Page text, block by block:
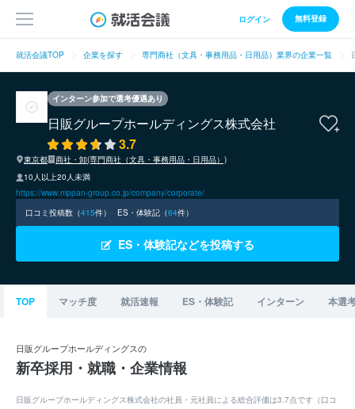
ログイン 無料登録
就活会議TOP 企業を探す 専門商社（文具・事務用品・日用品）業界の企業一覧
インターン参加で選考優遇あり
日販グループホールディングス株式会社
3.7
東京都
商社・卸(専門商社（文具・事務用品・日用品）)
10人以上20人未満
https://www.nippan-group.co.jp/company/corporate/
口コミ投稿数（415件） ES・体験記（64件）
ES・体験記などを投稿する
TOP マッチ度 就活速報 ES・体験記 インターン 本選
日販グループホールディングスの
新卒採用・就職・企業情報
日販グループホールディングス株式会社の社員・元社員による総合評価は3.7点です（口コ